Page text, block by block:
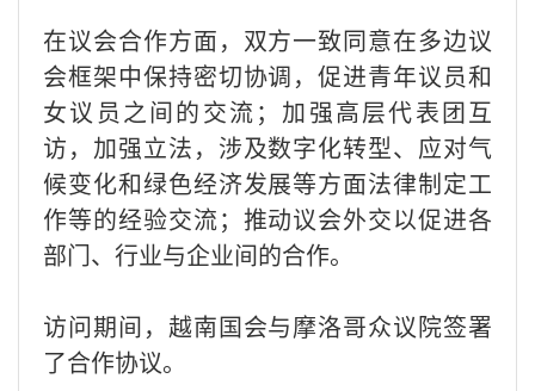
在议会合作方面，双方一致同意在多边议
会框架中保持密切协调，促进青年议员和
女议员之间的交流；加强高层代表团互
访，加强立法，涉及数字化转型、应对气
候变化和绿色经济发展等方面法律制定工
作等的经验交流；推动议会外交以促进各
部门、行业与企业间的合作。
访问期间，越南国会与摩洛哥众议院签署
了合作协议。